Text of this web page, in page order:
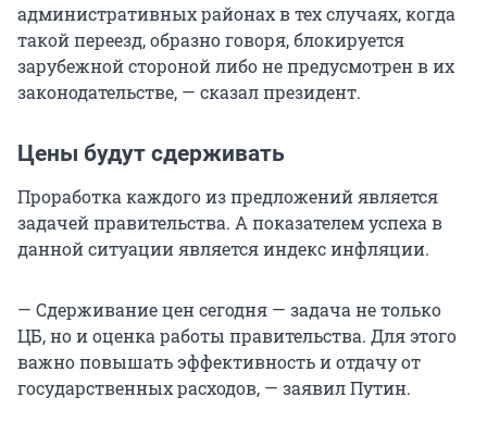
административных районах в тех случаях, когда
такой переезд, образно говоря, блокируется
зарубежной стороной либо не предусмотрен в их
законодательстве, — сказал президент.
Цены будут сдерживать
Проработка каждого из предложений является
задачей правительства. А показателем успеха в
данной ситуации является индекс инфляции.
— Сдерживание цен сегодня — задача не только
ЦБ, но и оценка работы правительства. Для этого
важно повышать эффективность и отдачу от
государственных расходов, — заявил Путин.